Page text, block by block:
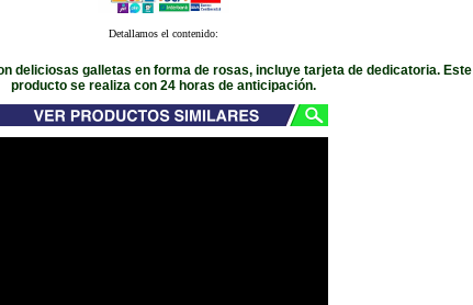
Detallamos el contenido:
deliciosas galletas en forma de rosas, incluye tarjeta de dedicatoria. Este
producto se realiza con 24 horas de anticipación.